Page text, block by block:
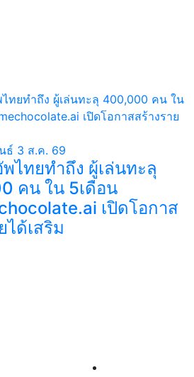
ธ์ 3 ส.ค. 69
ไทยทำถึง ผู้เล่นทะลุ
คน ใน 5เดือน
เปิดโอกาส
ได้เสริม